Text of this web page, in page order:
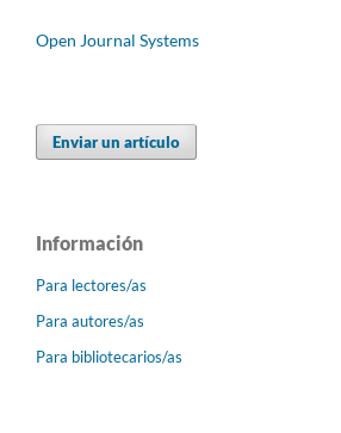
Open Journal Systems
Enviar un artículo
Información
Para lectores/as
Para autores/as
Para bibliotecarios/as